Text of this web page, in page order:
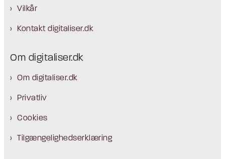
Vilkår
Kontakt digitaliser.dk
Om digitaliser.dk
Om digitaliser.dk
Privatliv
Cookies
Tilgængelighedserklæring